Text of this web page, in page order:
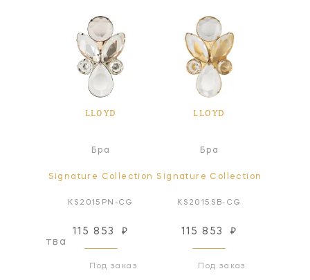
LLOYD
Бра
Signature Collection
KS2015PN-CG
115 853 ₽
Под заказ
LLOYD
Бра
Signature Collection
KS2015SB-CG
115 853 ₽
Под заказ